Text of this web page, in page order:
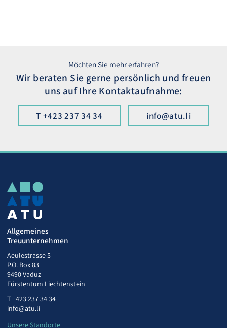
Möchten Sie mehr erfahren?
Wir beraten Sie gerne persönlich und freuen
uns auf Ihre Kontaktaufnahme:
T +423 237 34 34 info@atu.li
Allgemeines
Treuunternehmen
Aeulestrasse 5
P.O. Box 83
9490 Vaduz
Fürstentum Liechtenstein
T+423 237 34 34
info@atu.li
Unsere Standorte